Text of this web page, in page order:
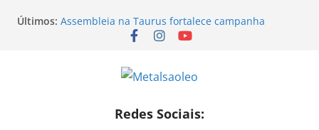
Últimos: 2026/2027
Assembleia na Taurus fortalece campanha
Nota de repúdio
mobilização dos metalúrgicos
Temporal destelha Ginásio Bigornão
Redes Sociais: